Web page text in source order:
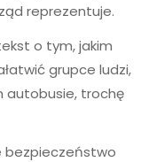
reprezentuje.
o tym, jakim
grupce ludzi,
autobusie, trochę
bezpieczeństwo